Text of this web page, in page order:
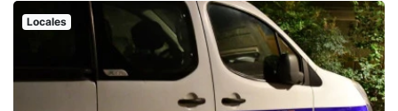
Locales